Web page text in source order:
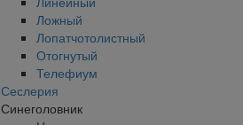
Ложный
Лопатчотолистный
Отогнутый
Телефиум
Сеслерия
Синеголовник